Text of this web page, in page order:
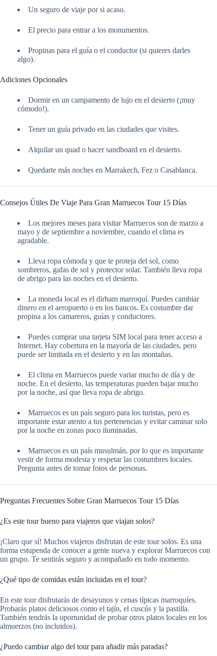
Un seguro de viaje por si acaso.
El precio para entrar a los monumentos.
Propinas para el guía o el conductor (si quieres darles
algo).
Adiciones Opcionales
Dormir en un campamento de lujo en el desierto (¡muy
cómodo!).
Tener un guía privado en las ciudades que visites.
Alquilar un quad o hacer sandboard en el desierto.
Quedarte más noches en Marrakech, Fez o Casablanca.
Consejos Útiles De Viaje Para Gran Marruecos Tour 15 Días
Los mejores meses para visitar Marruecos son de marzo a
mayo y de septiembre a noviembre, cuando el clima es
agradable.
Lleva ropa cómoda y que te proteja del sol, como
sombreros, gafas de sol y protector solar. También lleva ropa
de abrigo para las noches en el desierto.
La moneda local es el dirham marroquí. Puedes cambiar
dinero en el aeropuerto o en los bancos. Es costumbre dar
propina a los camareros, guías y conductores.
Puedes comprar una tarjeta SIM local para tener acceso a
Internet. Hay cobertura en la mayoría de las ciudades, pero
puede ser limitada en el desierto y en las montañas.
El clima en Marruecos puede variar mucho de día y de
noche. En el desierto, las temperaturas pueden bajar mucho
por la noche, así que lleva ropa de abrigo.
Marruecos es un país seguro para los turistas, pero es
importante estar atento a tus pertenencias y evitar caminar solo
por la noche en zonas poco iluminadas.
Marruecos es un país musulmán, por lo que es importante
vestir de forma modesta y respetar las costumbres locales.
Pregunta antes de tomar fotos de personas.
Preguntas Frecuentes Sobre Gran Marruecos Tour 15 Días
¿Es este tour bueno para viajeros que viajan solos?
¡Claro que sí! Muchos viajeros disfrutan de este tour solos. Es una
forma estupenda de conocer a gente nueva y explorar Marruecos con
un grupo. Te sentirás seguro y acompañado en todo momento.
¿Qué tipo de comidas están incluidas en el tour?
En este tour disfrutarás de desayunos y cenas típicas marroquíes.
Probarás platos deliciosos como el tajín, el cuscús y la pastilla.
También tendrás la oportunidad de probar otros platos locales en los
almuerzos (no incluidos).
¿Puedo cambiar algo del tour para añadir más paradas?